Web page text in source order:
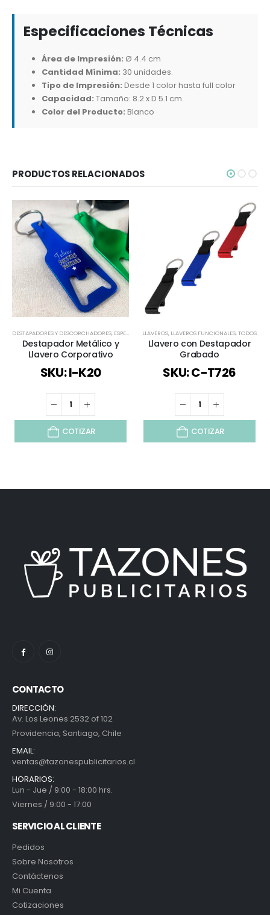
Especificaciones Técnicas
Área de Impresión: Ø 4.4 cm
Cantidad Mínima: 30 unidades.
Tipo de Impresión: Desde 1 color hasta full color
Capacidad: Tamaño: 8.2 x D 5.1 cm.
Color del Producto: Blanco
PRODUCTOS RELACIONADOS
DESTAPADORES Y DESCORCHADORES, ESPECIAL FIESTAS PATRIAS ,LLAVEROS,LLAVEROS
Destapador Metálico y
Llavero Corporativo
SKU: I-K20
COTIZAR
LLAVEROS, LLAVEROS FUNCIONALES,TODOS
Llavero con Destapador
Grabado
SKU: C-T726
COTIZAR
CONTACTO
DIRECCIÓN:
Av. Los Leones 2532 of 102
Providencia, Santiago, Chile
EMAIL:
ventas@tazonespublicitarios.cl
HORARIOS:
Lun - Jue / 9:00 - 18:00 hrs.
Viernes / 9:00 - 17:00
SERVICIO AL CLIENTE
Pedidos
Sobre Nosotros
Contáctenos
Mi Cuenta
Cotizaciones